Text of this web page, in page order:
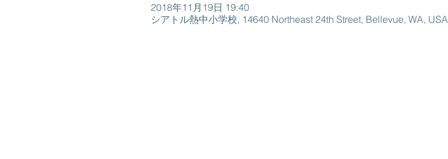
2018年11月19日 19:40
シアトル熱中小学校, 14640 Northeast 24th Street, Bellevue, WA, USA